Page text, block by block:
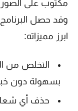
مكتوب على الصور
وقد حصل
ابرز مميزاته:
التخلص من
بسهولة دون
حذف أي